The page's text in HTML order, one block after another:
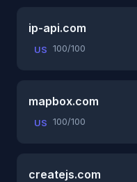
ip-api.com
US 100/100
mapbox.com
US 100/100
createjs.com